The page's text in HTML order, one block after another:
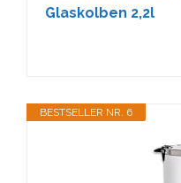
Glaskolben 2,2l
BESTSELLER NR. 6